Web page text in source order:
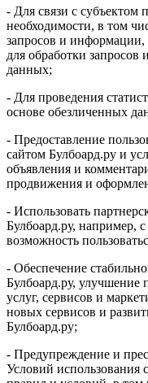
- Для связи с субъектом
необходимости, в том
запросов и информации,
для обработки запросов
данных;
- Для проведения
основе обезличенных
- Предоставление
сайтом Булбоард.ру и
объявления и
продвижения и
- Использовать
Булбоард.ру, например,
возможность
- Обеспечение
Булбоард.ру, улучшение
услуг, сервисов и
новых сервисов и
Булбоард.ру;
- Предупреждение и
Условий использования